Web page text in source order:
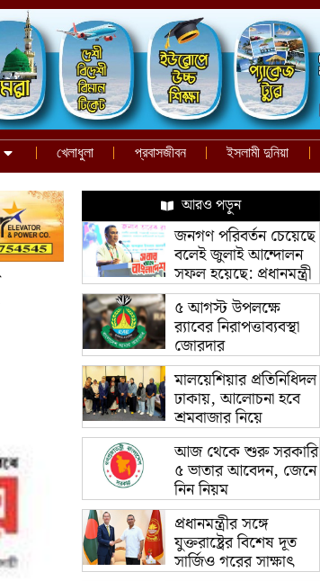
খেলাধুলা প্রবাসজীবন ইসলামী দুনিয়া
আরও পড়ুন
জনগণ পরিবর্তন চেয়েছে
বলেই জুলাই আন্দোলন
সফল হয়েছে: প্রধানমন্ত্রী
৫ আগস্ট উপলক্ষে
র‌্যাবের নিরাপত্তাব্যবস্থা
জোরদার
মালয়েশিয়ার প্রতিনিধিদল
ঢাকায়, আলোচনা হবে
শ্রমবাজার নিয়ে
আজ থেকে শুরু সরকারি
৫ ভাতার আবেদন, জেনে
নিন নিয়ম
প্রধানমন্ত্রীর সঙ্গে
যুক্তরাষ্ট্রের বিশেষ দূত
সার্জিও গরের সাক্ষাৎ